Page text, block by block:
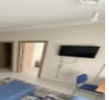
27.07.2026
Skoru 65 Fırsat